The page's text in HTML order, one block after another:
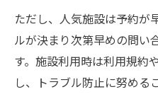
ただし、人気施設は予約が
ルが決まり次第早めの問い
す。施設利用時は利用規約
し、トラブル防止に努める